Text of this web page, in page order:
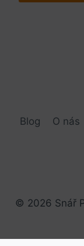
Blog O nás
© 2026 Snář